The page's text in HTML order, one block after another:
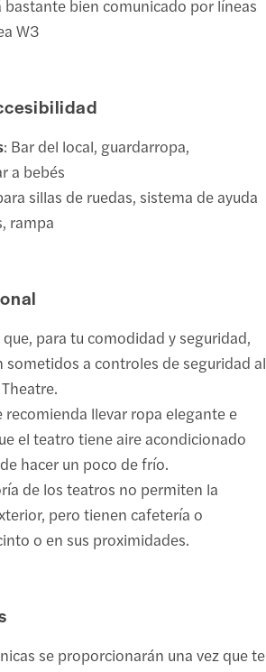
bastante bien comunicado por líneas
W3
: Bar del local, guardarropa,
a bebés
sillas de ruedas, sistema de ayuda
rampa
que, para tu comodidad y seguridad,
a controles de seguridad al
recomienda llevar ropa elegante e
el teatro tiene aire acondicionado
hacer un poco de frío.
de los teatros no permiten la
pero tienen cafetería o
o en sus proximidades.
se proporcionarán una vez que te